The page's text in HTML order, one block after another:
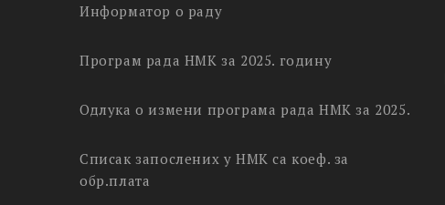
Информатор о раду
Програм рада НМК за 2025. годину
Одлука о измени програма рада НМК за 2025.
Списак запослених у НМК са коеф. за
обр.плата